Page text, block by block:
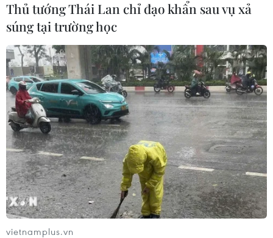
Thủ tướng Thái Lan chỉ đạo khẩn sau vụ xả
súng tại trường học
vietnamplus.vn